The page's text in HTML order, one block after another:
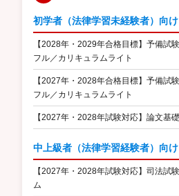
初学者（法律学習未経験者）向
【2028年・2029年合格目標】予備試
フル／カリキュラムライト
【2027年・2028年合格目標】予備試
フル／カリキュラムライト
【2027年・2028年試験対応】論文基
中上級者（法律学習経験者）向
【2027年・2028年試験対応】司法試
ム